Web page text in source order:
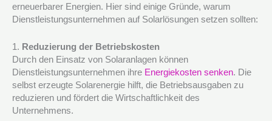
erneuerbarer Energien. Hier sind einige Gründe, warum
Dienstleistungsunternehmen auf Solarlösungen setzen sollten:
1. Reduzierung der Betriebskosten
Durch den Einsatz von Solaranlagen können
Dienstleistungsunternehmen ihre Energiekosten senken. Die
selbst erzeugte Solarenergie hilft, die Betriebsausgaben zu
reduzieren und fördert die Wirtschaftlichkeit des
Unternehmens.